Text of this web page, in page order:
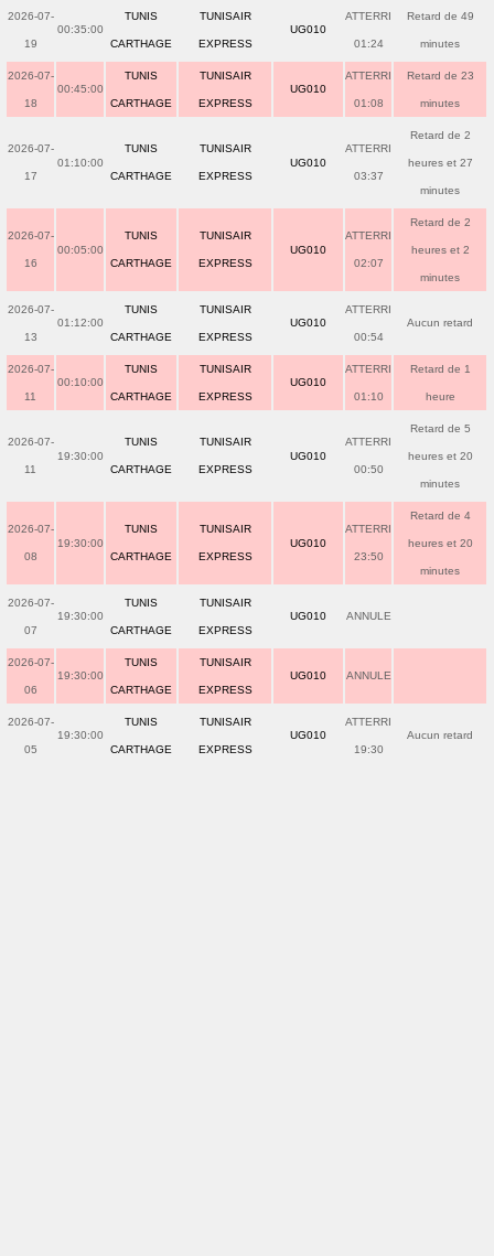
2026-07-
19
00:35:00
TUNIS
CARTHAGE
TUNISAIR
EXPRESS
UG010
ATTERRI
01:24
Retard de 49
minutes
2026-07-
18
00:45:00
TUNIS
CARTHAGE
TUNISAIR
EXPRESS
UG010
ATTERRI
01:08
Retard de 23
minutes
2026-07-
17
01:10:00
TUNIS
CARTHAGE
TUNISAIR
EXPRESS
UG010
ATTERRI
03:37
Retard de 2
heures et 27
minutes
2026-07-
16
00:05:00
TUNIS
CARTHAGE
TUNISAIR
EXPRESS
UG010
ATTERRI
02:07
Retard de 2
heures et 2
minutes
2026-07-
13
01:12:00
TUNIS
CARTHAGE
TUNISAIR
EXPRESS
UG010
ATTERRI
00:54
Aucun retard
2026-07-
11
00:10:00
TUNIS
CARTHAGE
TUNISAIR
EXPRESS
UG010
ATTERRI
01:10
Retard de 1
heure
2026-07-
11
19:30:00
TUNIS
CARTHAGE
TUNISAIR
EXPRESS
UG010
ATTERRI
00:50
Retard de 5
heures et 20
minutes
2026-07-
08
19:30:00
TUNIS
CARTHAGE
TUNISAIR
EXPRESS
UG010
ATTERRI
23:50
Retard de 4
heures et 20
minutes
2026-07-
07
19:30:00
TUNIS
CARTHAGE
TUNISAIR
EXPRESS
UG010 ANNULE
2026-07-
06
19:30:00
TUNIS
CARTHAGE
TUNISAIR
EXPRESS
UG010 ANNULE
2026-07-
05
19:30:00
TUNIS
CARTHAGE
TUNISAIR
EXPRESS
UG010
ATTERRI
19:30
Aucun retard